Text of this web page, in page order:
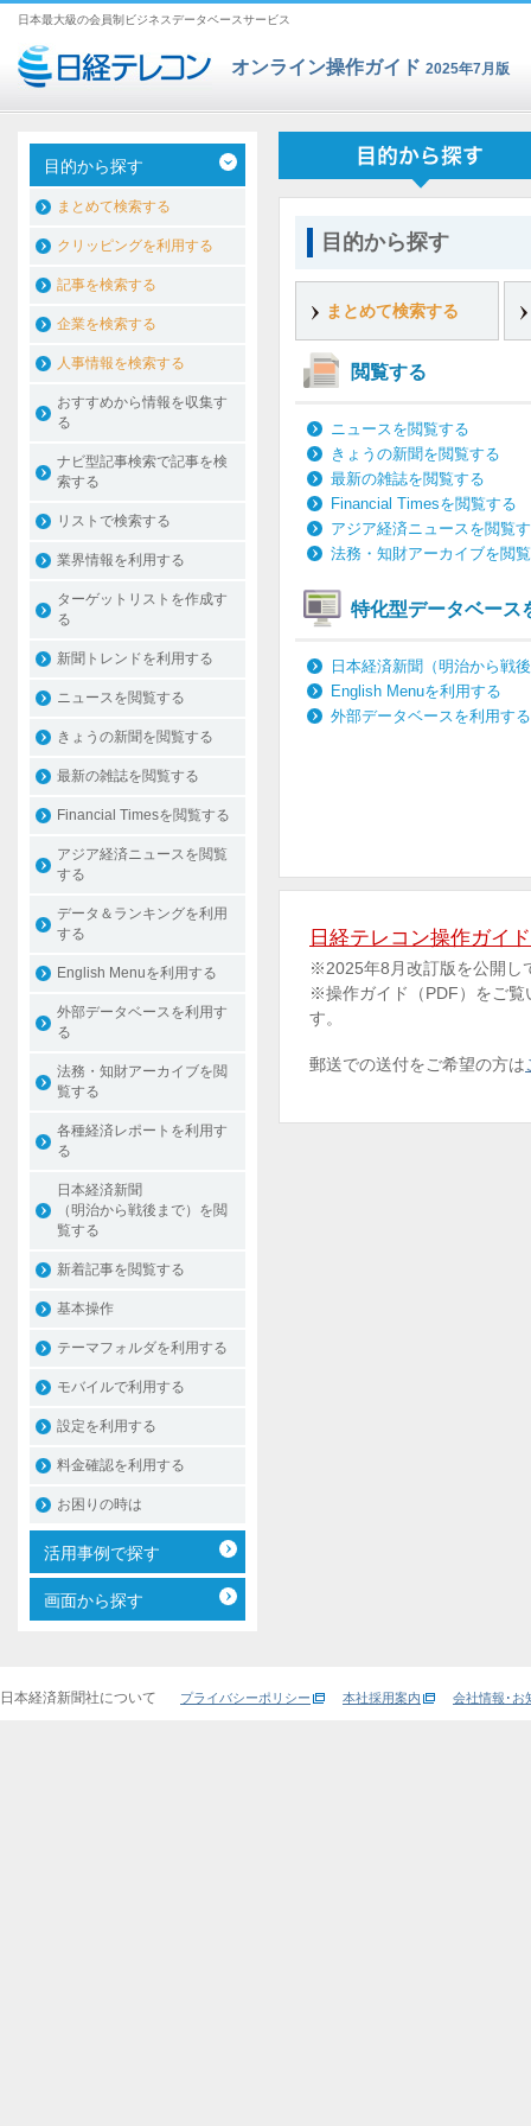
日本最大級の会員制ビジネスデータベースサービス
オンライン操作ガイド 2025年7月版
目的から探す
まとめて検索する
閲覧する
ニュースを閲覧する
きょうの新聞を閲覧する
最新の雑誌を閲覧する
Financial Timesを閲覧する
アジア経済ニュースを閲覧
法務・知財アーカイブを閲
特化型データベース
日本経済新聞（明治から戦
English Menuを利用する
外部データベースを利用する
日経テレコン操作ガイ
※2025年8月改訂版を公開し
※操作ガイド（PDF）をご覧
す。
郵送での送付をご希望の方は
目的から探す
まとめて検索する
クリッピングを利用する
記事を検索する
企業を検索する
人事情報を検索する
おすすめから情報を収集す
る
ナビ型記事検索で記事を検
索する
リストで検索する
業界情報を利用する
ターゲットリストを作成す
る
新聞トレンドを利用する
ニュースを閲覧する
きょうの新聞を閲覧する
最新の雑誌を閲覧する
Financial Timesを閲覧する
アジア経済ニュースを閲覧
する
データ＆ランキングを利用
する
English Menuを利用する
外部データベースを利用す
る
法務・知財アーカイブを閲
覧する
各種経済レポートを利用す
る
日本経済新聞
（明治から戦後まで）を閲
覧する
新着記事を閲覧する
基本操作
テーマフォルダを利用する
モバイルで利用する
設定を利用する
料金確認を利用する
お困りの時は
活用事例で探す
画面から探す
日本経済新聞社について プライバシーポリシー 本社採用案内 会社情報･お